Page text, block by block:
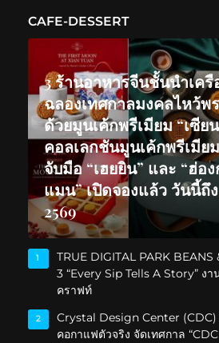
CAFE-DESSERT
3 ร้านอาหารจีนชั้นนำเค
ฉลองเทศกาลมงคลไหว้พ
ด้วยมูนเค้กพรีเมียม “เซีย
คอลเลกชันมูนเค้กพรีเมีย
จับมือ “เฮยยิน” และ “ฮ่อ
แมน” เปิดจองแล้ว วันนี้ถึ
2569
1
TRUE DIGITAL PARK
3 “Every Sip Tells A Story” ง
คราฟท์
2
Crystal Design Center
คอกาแฟตัวจริง จัดเทศกาล